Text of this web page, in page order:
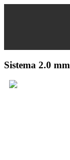
Sistema 2.0